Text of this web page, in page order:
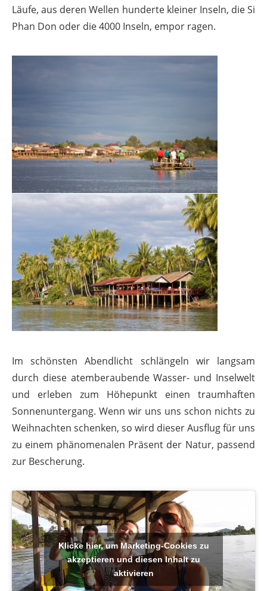
Läufe, aus deren Wellen hunderte kleiner Inseln, die Si
Phan Don oder die 4000 Inseln, empor ragen.
Im schönsten Abendlicht schlängeln wir langsam
durch diese atemberaubende Wasser- und Inselwelt
und erleben zum Höhepunkt einen traumhaften
Sonnenuntergang. Wenn wir uns uns schon nichts zu
Weihnachten schenken, so wird dieser Ausflug für uns
zu einem phänomenalen Präsent der Natur, passend
zur Bescherung.
Klicke hier, um Marketing-Cookies zu
akzeptieren und diesen Inhalt zu
aktivieren